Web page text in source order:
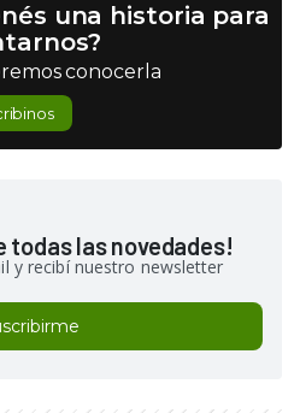
una historia para
conocerla
todas las novedades!
y recibí nuestro newsletter